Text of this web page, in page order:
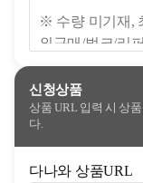
신청상품
상품 URL 입력 시 상
다.
다나와 상품URL